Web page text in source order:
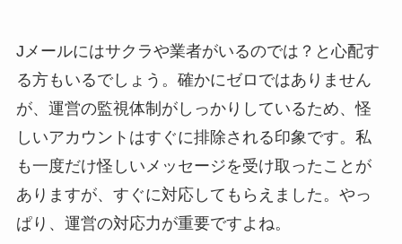
Jメールにはサクラや業者がいるのでは？と心配す
る方もいるでしょう。確かにゼロではありません
が、運営の監視体制がしっかりしているため、怪
しいアカウントはすぐに排除される印象です。私
も一度だけ怪しいメッセージを受け取ったことが
ありますが、すぐに対応してもらえました。やっ
ぱり、運営の対応力が重要ですよね。